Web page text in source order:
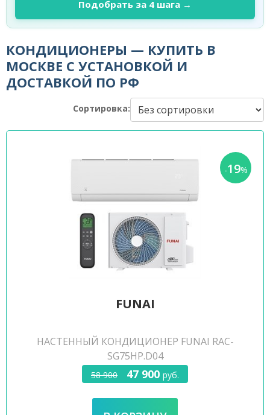
Подобрать за 4 шага →
КОНДИЦИОНЕРЫ — КУПИТЬ В
МОСКВЕ С УСТАНОВКОЙ И
ДОСТАВКОЙ ПО РФ
Сортировка:
-19%
FUNAI
НАСТЕННЫЙ КОНДИЦИОНЕР FUNAI RAC-
SG75HP.D04
58 900 47 900 руб.